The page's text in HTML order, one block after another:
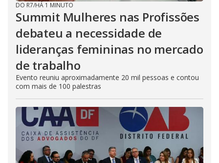
DO R7/HÁ 1 MINUTO
Summit Mulheres nas Profissões
debateu a necessidade de
lideranças femininas no mercado
de trabalho
Evento reuniu aproximadamente 20 mil pessoas e contou
com mais de 100 palestras